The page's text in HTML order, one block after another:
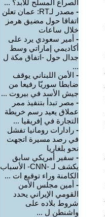
الصراع المسلح للأبد؟ ...
-
مصدر لـRT: عمان تعلن
اتفاقا حول مضيق هرمز
خلال ساعات
- أمير سعودي يرد على
أكاديمي إماراتي وسط
جدال حول -اتفاق مكة ل
...
- الأمن اللبناني يوقف
ضابطا سوريّا رفيعا من
جيش الأسد في بيروت ...
- مصر تبدأ بتنفيذ ممر
عملاق يعيد رسم خريطة
التجارة في إفريقيا ...
- رادارات رومانيا تفشل
في رصد مسيرة اتجهت
نحو بلغاريا
- سفير أمريكي سابق
يكشف لـ -CNN- الأسباب
الكامنة وراء توقيع ات ...
- أمين مجلس الأمن
القومي الإيراني يحدد
شروط بلاده على
واشنطن ل ...